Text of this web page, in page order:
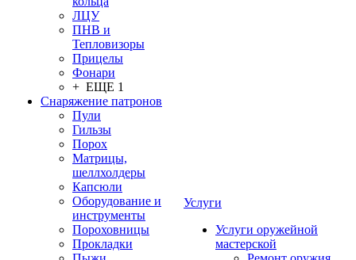
ЛЦУ
ПНВ и
Тепловизоры
Прицелы
Фонари
+ ЕЩЕ 1
Снаряжение патронов
Пули
Гильзы
Порох
Матрицы,
шеллхолдеры
Капсюли
Оборудование и
инструменты
Пороховницы
Прокладки
Услуги
Услуги оружейной
мастерской